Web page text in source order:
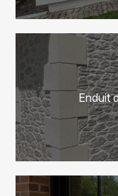
Enduit